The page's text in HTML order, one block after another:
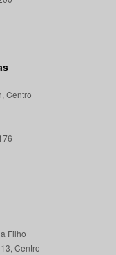
Centro
Filho
Centro